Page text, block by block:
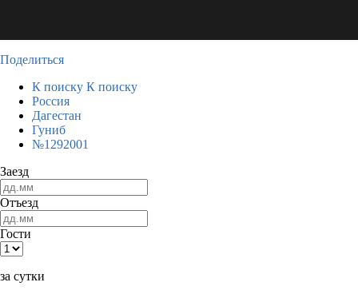
Поделиться
К поиску К поиску
Россия
Дагестан
Гуниб
№1292001
Заезд
Отъезд
Гости
за сутки